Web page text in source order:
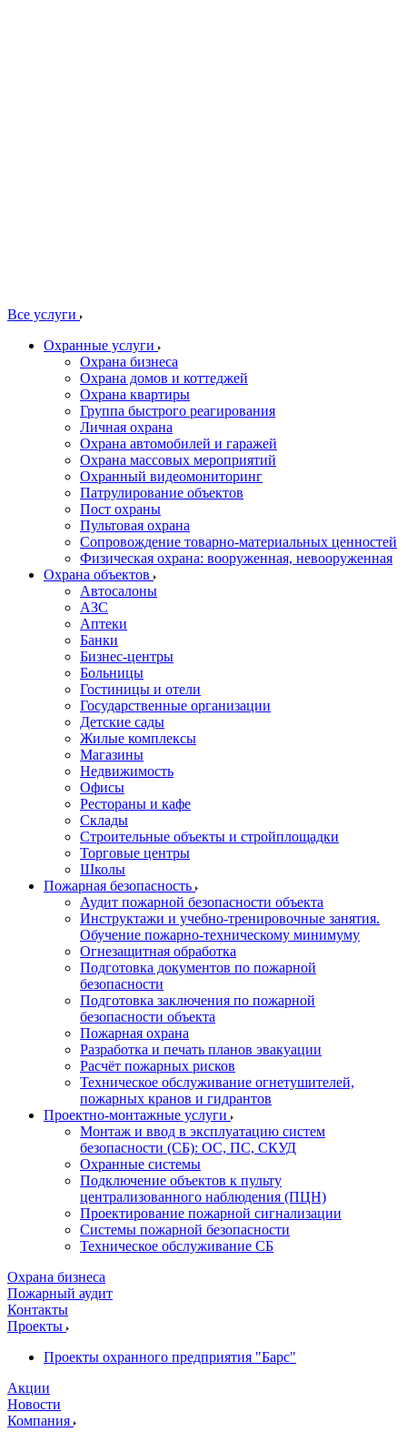
Все услуги
Охранные услуги
Охрана бизнеса
Охрана домов и коттеджей
Охрана квартиры
Группа быстрого реагирования
Личная охрана
Охрана автомобилей и гаражей
Охрана массовых мероприятий
Охранный видеомониторинг
Патрулирование объектов
Пост охраны
Пультовая охрана
Сопровождение товарно-материальных ценностей
Физическая охрана: вооруженная, невооруженная
Охрана объектов
Автосалоны
АЗС
Аптеки
Банки
Бизнес-центры
Больницы
Гостиницы и отели
Государственные организации
Детские сады
Жилые комплексы
Магазины
Недвижимость
Офисы
Рестораны и кафе
Склады
Строительные объекты и стройплощадки
Торговые центры
Школы
Пожарная безопасность
Аудит пожарной безопасности объекта
Инструктажи и учебно-тренировочные занятия.
Обучение пожарно-техническому минимуму
Огнезащитная обработка
Подготовка документов по пожарной
безопасности
Подготовка заключения по пожарной
безопасности объекта
Пожарная охрана
Разработка и печать планов эвакуации
Расчёт пожарных рисков
Техническое обслуживание огнетушителей,
пожарных кранов и гидрантов
Проектно-монтажные услуги
Монтаж и ввод в эксплуатацию систем
безопасности (СБ): ОС, ПС, СКУД
Охранные системы
Подключение объектов к пульту
централизованного наблюдения (ПЦН)
Проектирование пожарной сигнализации
Системы пожарной безопасности
Техническое обслуживание СБ
Охрана бизнеса
Пожарный аудит
Контакты
Проекты
Проекты охранного предприятия "Барс"
Акции
Новости
Компания